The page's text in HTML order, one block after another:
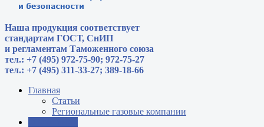
Наша продукция соответствует
стандартам ГОСТ, СнИП
и регламентам Таможенного союза
тел.: +7 (495) 972-75-90; 972-75-27
тел.: +7 (495) 311-33-27; 389-18-66
Главная
Статьи
Региональные газовые компании